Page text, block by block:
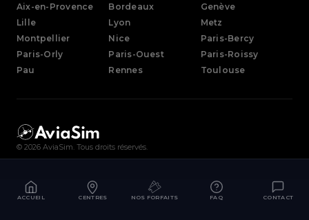
Aix-en-Provence Bordeaux
Genève
Lille
Lyon
Metz
Montpellier
Nice
Paris-Bercy
Paris-Orly
Paris-Ouest
Paris-Roissy
Pau
Rennes Toulouse
© 2026 AviaSim. Tous droits réservés.
ACCUEIL CENTRES NOS FORFAITS FAQ CONTACT